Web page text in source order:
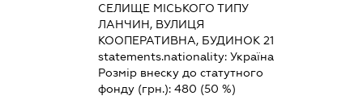
СЕЛИЩЕ МІСЬКОГО ТИПУ
ЛАНЧИН, ВУЛИЦЯ
КООПЕРАТИВНА, БУДИНОК 21
statements.nationality:Україна
Розмір внеску до статутного
фонду (грн.):480 (50 %)